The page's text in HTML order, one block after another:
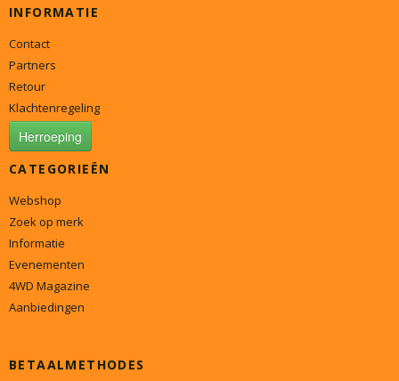
INFORMATIE
Contact
Partners
Retour
Klachtenregeling
Herroeping
CATEGORIEËN
Webshop
Zoek op merk
Informatie
Evenementen
4WD Magazine
Aanbiedingen
BETAALMETHODES